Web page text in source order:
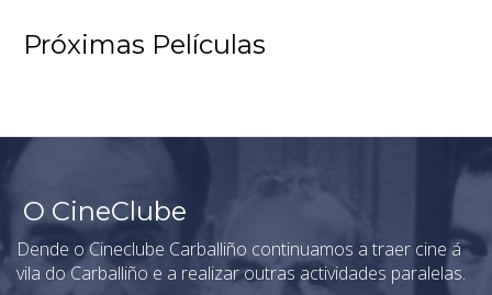
Próximas Películas
O CineClube
Dende o Cineclube Carballiño continuamos a traer cine á
vila do Carballiño e a realizar outras actividades paralelas.